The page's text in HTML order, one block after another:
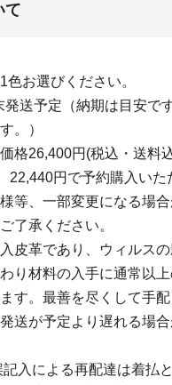
て
お選びください。
送予定（納期は目安で
。）
格26,400円(税込・送料
22,440円で予約購入いた
等、一部変更になる場合
了承ください。
皮革であり、ウィルス
り材料の入手に通常以
す。最善を尽くして手
送が予定より遅れる場合
入による再配達は着払